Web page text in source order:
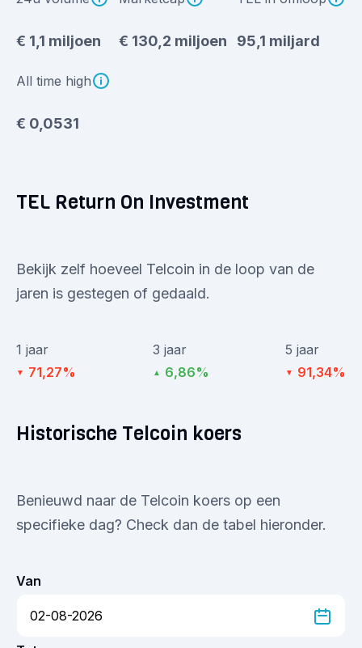
€ 1,1 miljoen € 130,2 miljoen 95,1 miljard
All time high
€ 0,0531
TEL Return On Investment
Bekijk zelf hoeveel Telcoin in de loop van de
jaren is gestegen of gedaald.
1 jaar
▼ 71,27%
3 jaar
▲ 6,86%
5 jaar
▼ 91,34%
Historische Telcoin koers
Benieuwd naar de Telcoin koers op een
specifieke dag? Check dan de tabel hieronder.
Van